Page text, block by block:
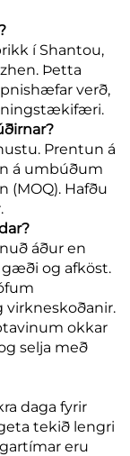
í Shantou,
Þetta
verð,
Prentun á
á umbúðum
Hafðu
áður en
og afköst.
okkar
selja með
daga fyrir
tekið lengri
eru